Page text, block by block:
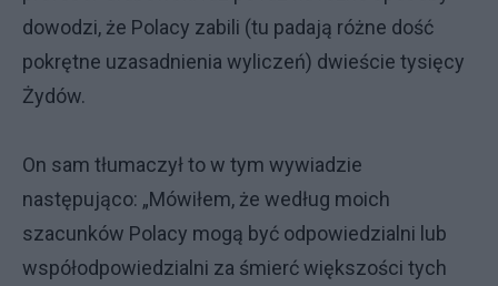
dowodzi, że Polacy zabili (tu padają różne dość
pokrętne uzasadnienia wyliczeń) dwieście tysięcy
Żydów.
On sam tłumaczył to w tym wywiadzie
następująco: „Mówiłem, że według moich
szacunków Polacy mogą być odpowiedzialni lub
współodpowiedzialni za śmierć większości tych